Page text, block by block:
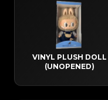
VINYL PLUSH DOLL
(UNOPENED)